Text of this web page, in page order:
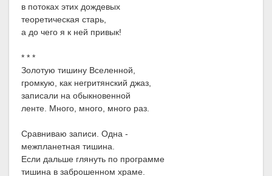
в потоках этих дождевых
теоретическая старь,
а до чего я к ней привык!
* * *
Золотую тишину Вселенной,
громкую, как негритянский джаз,
записали на обыкновенной
ленте. Много, много, много раз.
Сравниваю записи. Одна -
межпланетная тишина.
Если дальше глянуть по программе
тишина в заброшенном храме.